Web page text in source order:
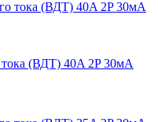
(ВДТ) 40A 2P 30мА